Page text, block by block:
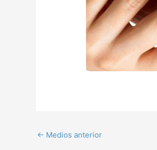
← Medios anterior